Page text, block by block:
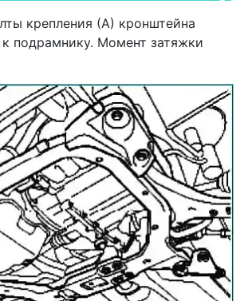
крепления (А) кронштейна
к подрамнику. Момент затяжки